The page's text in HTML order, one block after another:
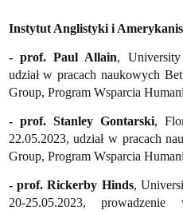
Instytut Anglistyki i
- prof. Paul Allain,
udział w pracach naukowych
Group, Program Wsparcia
- prof. Stanley Gontarski,
22.05.2023, udział w pracach
Group, Program Wsparcia
- prof. Rickerby Hinds,
20-25.05.2023,